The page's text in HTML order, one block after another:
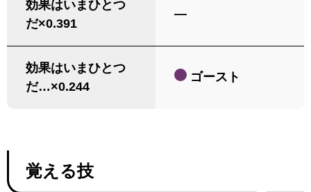
効果はいまひとつ
だ×0.391
―
効果はいまひとつ
だ…×0.244
ゴースト
覚える技